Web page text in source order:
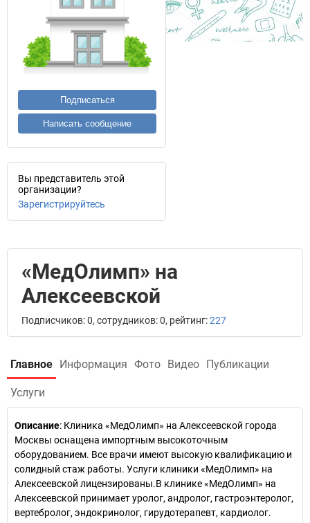
Подписаться
Написать сообщение
Вы представитель этой
организации?
Зарегистрируйтесь
«МедОлимп» на
Алексеевской
Подписчиков: 0, сотрудников: 0, рейтинг:227
Главное Информация Фото Видео Публикации
Услуги
Описание: Клиника «МедОлимп» на Алексеевской города
Москвы оснащена импортным высокоточным
оборудованием. Все врачи имеют высокую квалификацию и
солидный стаж работы. Услуги клиники «МедОлимп» на
Алексеевской лицензированы.В клинике «МедОлимп» на
Алексеевской принимает уролог, андролог, гастроэнтеролог,
вертебролог, эндокринолог, гирудотерапевт, кардиолог.